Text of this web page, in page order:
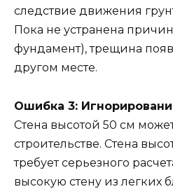
следствие движения
Пока не устранена
фундамент), трещина
другом месте.
Ошибка 3:
Стена высотой 50 см
строительстве. Стена
требует серьезного
высокую стену из легких